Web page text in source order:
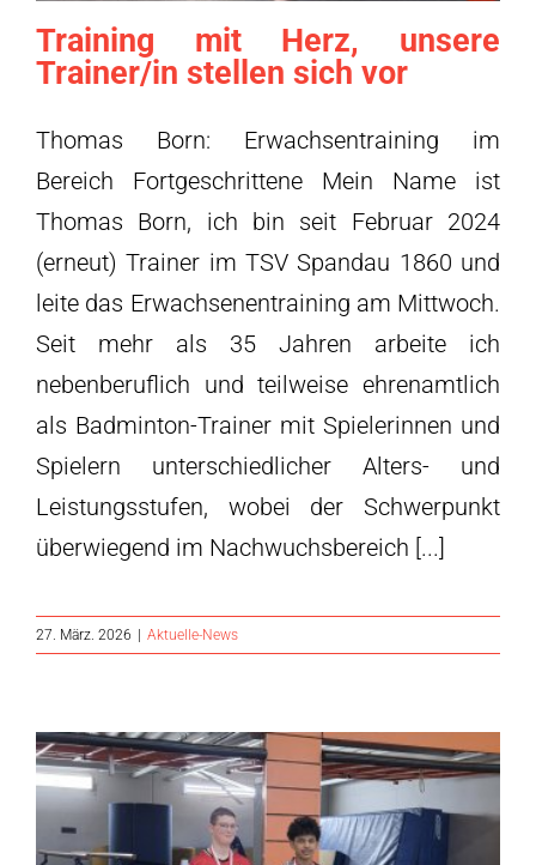
Training mit Herz, unsere
Trainer/in stellen sich vor
Thomas Born: Erwachsentraining im
Bereich Fortgeschrittene Mein Name ist
Thomas Born, ich bin seit Februar 2024
(erneut) Trainer im TSV Spandau 1860 und
leite das Erwachsenentraining am Mittwoch.
Seit mehr als 35 Jahren arbeite ich
nebenberuflich und teilweise ehrenamtlich
als Badminton-Trainer mit Spielerinnen und
Spielern unterschiedlicher Alters- und
Leistungsstufen, wobei der Schwerpunkt
überwiegend im Nachwuchsbereich [...]
27. März. 2026 | Aktuelle-News